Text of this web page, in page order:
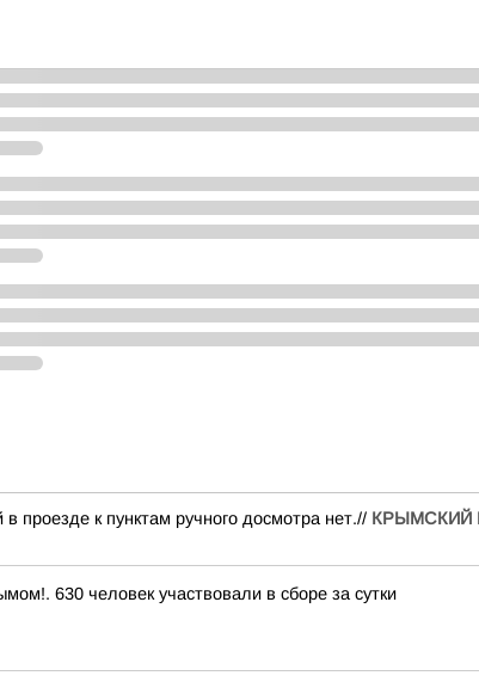
проезде к пунктам ручного досмотра нет.// КРЫМСКИЙ
630 человек участвовали в сборе за сутки